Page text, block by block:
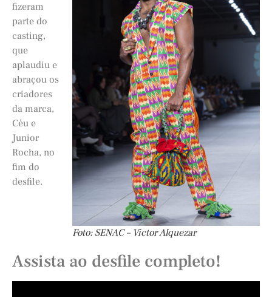
Foto: SENAC – Victor Alquezar
fizeram
parte do
casting,
que
aplaudiu e
abraçou os
criadores
da marca,
Céu e
Junior
Rocha, no
fim do
desfile.
Assista ao desfile completo!